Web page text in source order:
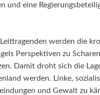
und eine
werden die
Perspektiven zu
Damit droht sich die
werden. Linke,
und Gewalt zu